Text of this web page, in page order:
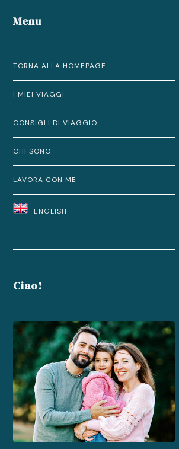
Menu
TORNA ALLA HOMEPAGE
I MIEI VIAGGI
CONSIGLI DI VIAGGIO
CHI SONO
LAVORA CON ME
ENGLISH
Ciao!